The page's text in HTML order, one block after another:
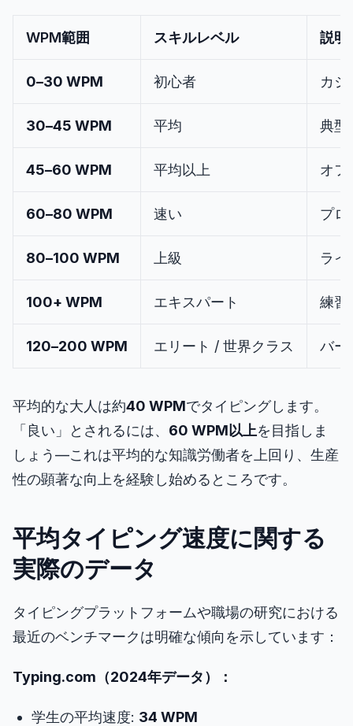
WPM範囲 スキルレベル 説明
0–30 WPM 初心者 カジ
30–45 WPM 平均 典型
45–60 WPM 平均以上 オフ
60–80 WPM 速い プロ
80–100 WPM 上級 ライ
100+ WPM エキスパート 練習
120–200 WPM エリート / 世界クラス バー
平均的な大人は約40 WPMでタイピングします。
「良い」とされるには、 60 WPM以上を目指しま
しょう—これは平均的な知識労働者を上回り、生産
性の顕著な向上を経験し始めるところです。
平均タイピング速度に関する
実際のデータ
タイピングプラットフォームや職場の研究における
最近のベンチマークは明確な傾向を示しています：
Typing.com（2024年データ）：
学生の平均速度: 34 WPM